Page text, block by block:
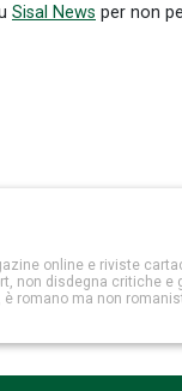
Sisal News per non
online e riviste
non disdegna critiche e
romano ma non